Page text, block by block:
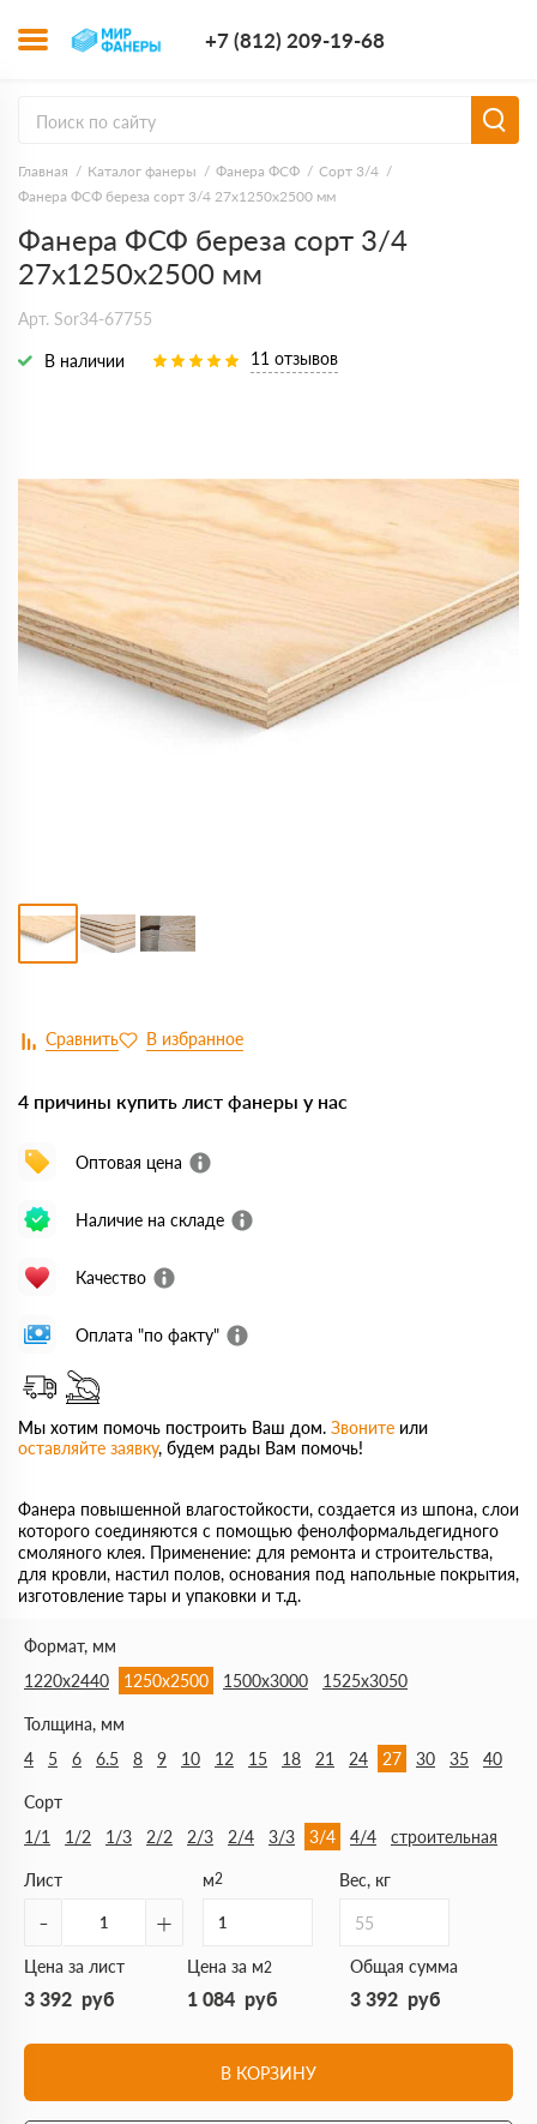
+7 (812) 209-19-68
Главная Каталог фанеры Фанера ФСФ
Сорт 3/4
Фанера ФСФ береза сорт 3/4 27х1250х2500 мм
Фанера ФСФ береза сорт 3/4
27х1250х2500 мм
Арт. Sor34-67755
В наличии 11 отзывов
4 причины купить лист фанеры у нас
Оптовая цена
Наличие на складе
Качество
Оплата "по факту"
Мы хотим помочь построить Ваш дом. Звоните или
оставляйте заявку, будем рады Вам помочь!
Фанера повышенной влагостойкости, создается из шпона, слои
которого соединяются с помощью фенолформальдегидного
смоляного клея. Применение: для ремонта и строительства,
для кровли, настил полов, основания под напольные покрытия,
изготовление тары и упаковки и т.д.
Формат, мм
1220х2440
1250х2500 1500х3000 1525х3050
Толщина, мм
4
5 6 6.5 8 9 10 12 15 18 21 24 27 30 35 40
Сорт
1/1
1/2 1/3 2/2 2/3 2/4 3/3 3/4 4/4 строительная
Лист
- +
м2 Вес, кг
55
Цена за лист
3 392 руб
Цена за м2
1 084 руб
Общая сумма
3 392 руб
В КОРЗИНУ